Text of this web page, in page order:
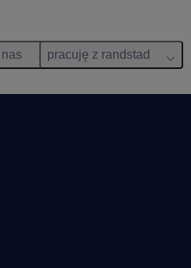
nas pracuję z randstad